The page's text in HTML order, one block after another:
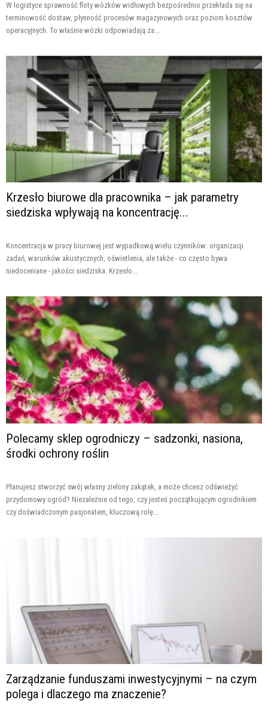
W logistyce sprawność floty wózków widłowych bezpośrednio przekłada się na
terminowość dostaw, płynność procesów magazynowych oraz poziom kosztów
operacyjnych. To właśnie wózki odpowiadają za...
Krzesło biurowe dla pracownika – jak parametry
siedziska wpływają na koncentrację...
Koncentracja w pracy biurowej jest wypadkową wielu czynników: organizacji
zadań, warunków akustycznych, oświetlenia, ale także - co często bywa
niedoceniane - jakości siedziska. Krzesło...
Polecamy sklep ogrodniczy – sadzonki, nasiona,
środki ochrony roślin
Planujesz stworzyć swój własny zielony zakątek, a może chcesz odświeżyć
przydomowy ogród? Niezależnie od tego, czy jesteś początkującym ogrodnikiem
czy doświadczonym pasjonatem, kluczową rolę...
Zarządzanie funduszami inwestycyjnymi – na czym
polega i dlaczego ma znaczenie?